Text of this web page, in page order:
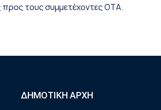
τους συμμετέχοντες ΟΤΑ.
ΔΗΜΟΤΙΚΗ ΑΡΧΗ